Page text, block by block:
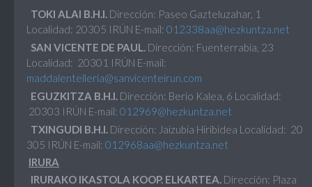
TOKI ALAI B.H.I. Dirección: Paseo Gazteluzahar, 1
Localidad: 20305 IRÚN E-mail: 012338aa@hezkuntza.net
SAN VICENTE DE PAUL. Dirección: Fuenterrabia, 23
Localidad: 20301 IRÚN E-mail:
maddalentelleria@sanvicenteirun.com
EGUZKITZA B.H.I. Dirección: Berio Kalea, 6 Localidad:
20303 IRÚN E-mail: 012969@hezkuntza.net
TXINGUDI B.H.I. Dirección: Jaizubia Hiribidea Localidad: 20
305 IRÚN E-mail: 012968aa@hezkuntza.net
IRURA
IRURAKO IKASTOLA KOOP. ELKARTEA. Dirección: Plaza